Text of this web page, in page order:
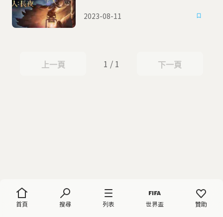
首頁 搜尋 列表 世界盃 贊助
2023-08-11
上一頁
上一頁 1 / 1 下一頁
下一頁